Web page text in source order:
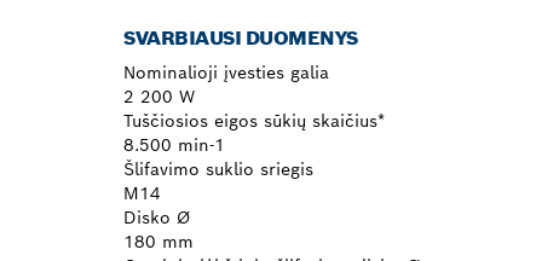
SVARBIAUSI DUOMENYS
Nominalioji įvesties galia
2 200 W
Tuščiosios eigos sūkių skaičius*
8.500 min-1
Šlifavimo suklio sriegis
M14
Disko Ø
180 mm